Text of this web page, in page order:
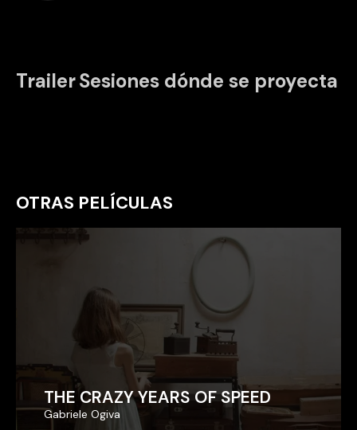
TrailerSesiones dónde se proyecta
OTRAS PELÍCULAS
THE CRAZY YEARS OF SPEED
Gabriele Ogiva
THE CRAZY YEARS OF SPEED
Gabriele Ogiva